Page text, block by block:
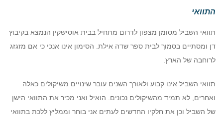
התוואי
תוואי השביל מסומן מצפון לדרום מתחיל בבית אוסישקין הנמצא בקיבוץ
דן ומסתיים בסמוך לבית ספר שדה אילת. הסימון אינו אנכי כי אם מזגזג
לרוחבה של הארץ.
תוואי השביל אינו קבוע ולאורך השנים עובר שינויים משיקולים כאלה
ואחרים, לא תמיד מהשיקולים נכונים. הואיל ואני מכיר את התוואי הישן
של השביל וכן את חלקיו החדשים לעתים אני בוחר וממליץ ללכת בתוואי